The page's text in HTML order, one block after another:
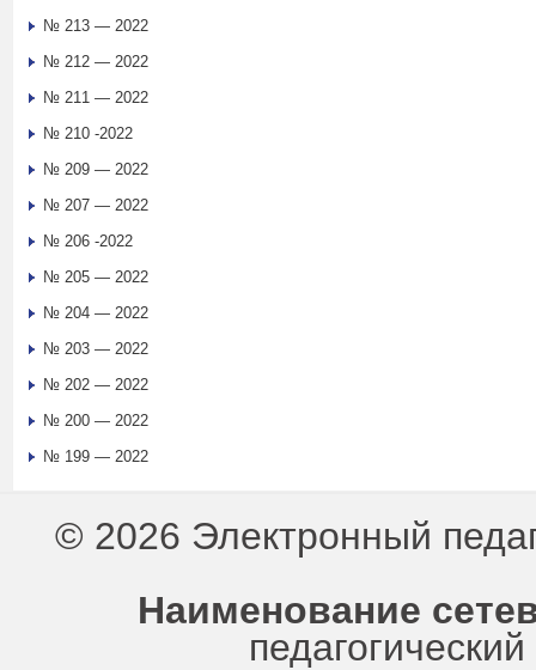
№ 213 — 2022
№ 212 — 2022
№ 211 — 2022
№ 210 -2022
№ 209 — 2022
№ 207 — 2022
№ 206 -2022
№ 205 — 2022
№ 204 — 2022
№ 203 — 2022
№ 202 — 2022
№ 200 — 2022
№ 199 — 2022
© 2026 Электронный
Наименование